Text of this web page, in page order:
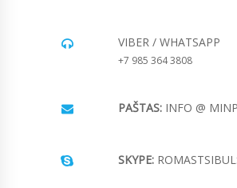
VIBER / WHATSAPP
+7 985 364 3808
PAŠTAS: INFO @
SKYPE: